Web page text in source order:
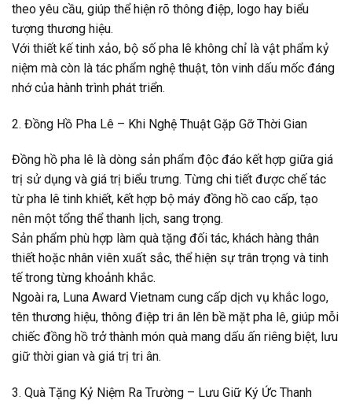
theo yêu cầu, giúp thể hiện rõ thông điệp, logo hay biểu
tượng thương hiệu.
Với thiết kế tinh xảo, bộ số pha lê không chỉ là vật phẩm kỷ
niệm mà còn là tác phẩm nghệ thuật, tôn vinh dấu mốc đáng
nhớ của hành trình phát triển.
2. Đồng Hồ Pha Lê – Khi Nghệ Thuật Gặp Gỡ Thời Gian
Đồng hồ pha lê là dòng sản phẩm độc đáo kết hợp giữa giá
trị sử dụng và giá trị biểu trưng. Từng chi tiết được chế tác
từ pha lê tinh khiết, kết hợp bộ máy đồng hồ cao cấp, tạo
nên một tổng thể thanh lịch, sang trọng.
Sản phẩm phù hợp làm quà tặng đối tác, khách hàng thân
thiết hoặc nhân viên xuất sắc, thể hiện sự trân trọng và tinh
tế trong từng khoảnh khắc.
Ngoài ra, Luna Award Vietnam cung cấp dịch vụ khắc logo,
tên thương hiệu, thông điệp tri ân lên bề mặt pha lê, giúp mỗi
chiếc đồng hồ trở thành món quà mang dấu ấn riêng biệt, lưu
giữ thời gian và giá trị tri ân.
3. Quà Tặng Kỷ Niệm Ra Trường – Lưu Giữ Ký Ức Thanh